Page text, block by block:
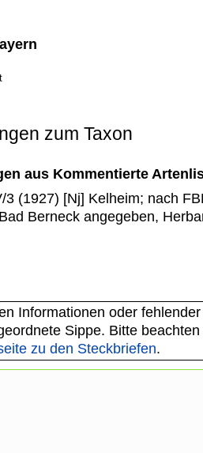
zum Taxon
aus Kommentierte
3 (1927) [Nj] Kelheim; nach
Berneck angegeben,
Informationen oder
Sippe. Bitte
zu den Steckbriefen.